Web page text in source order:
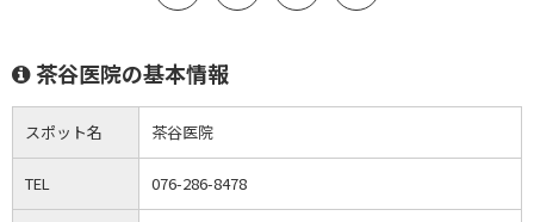
茶谷医院の基本情報
スポット名 茶谷医院
TEL 076-286-8478